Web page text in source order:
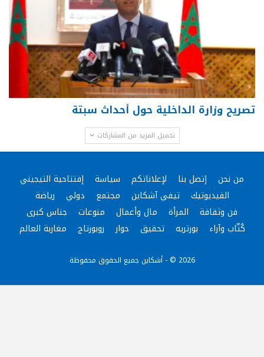
تصريح وزارة الداخلية حول أحداث سبتة
تحميل المزيد من المشاركات
من نحن إتصل بنا لإعلاناتكم سياسة
إفتتاحية التيجيني
الفيديوتيك
تيفي آشكاين مجتمع دولي
رياضة
فن وثقافة
المرأة مال وأعمال منوعات
جناس كبرى
كُتّاب وآراء
بورتريه تحقيق حوار روبورتاج مغاربة العالم
2026 © - أشكاين جميع الحقوق محفوظة